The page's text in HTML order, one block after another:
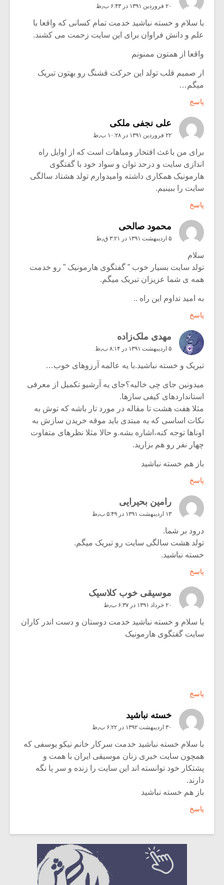
۲۰ فروردین ۱۳۹۱ در ۶:۴۳ ب٫ظ
با سلام و خسته نباشید خدمت تمام کسانی که واقعا با
علم و دانش فراوان برای این سایت زحمت می کشند.
واقعا از همتون ممنونم
ار صمیم قلب تولد این حرکت قشنگ رو بهتون تبریک
میگم…
پاسخ
علی نجفی ملکی
۲۲ فروردین ۱۳۹۱ در ۱۰:۲۸ ب٫ظ
برای من باعث افتخار ومباهات است که از اوایل راه
اندازی سایت و درحد توان و سواد خود با گفتگوی
هارمونیک همکاری داشته وامیدوارم تولد هشتاد سالگی
سایت را ببینیم.
پاسخ
محمود صالحی
۵ اردیبهشت ۱۳۹۱ در ۳:۲۱ ق٫ظ
سلام
تولد سایت بسیار خوب ” گفتگوی هارمونیک ” رو خدمت
همه ی شما عزیزان تبریک میگم.
به امید تداوم این راه ..
پاسخ
مهدی ملک‌زاده
۵ اردیبهشت ۱۳۹۱ در ۸:۱۴ ب٫ظ
تبریک و خسته نباشید.با یه عالمه آرزو‌های خوب…
میدونین جای چی خالیه؟جای یه آرشیو تکمیل از معرفی
استاندارد‌های کیفی ساز‌ها.
مثلا هفت هشت تا مقاله در مورد تار باشه که توش به
نکات اساسی که یه مبتدی باید موقه خریدن سازش به
اوناها توجه کنه،اشاره بشه.و حالا مثلا نظر‌های متفاوت
چهار نفر رو هم بزارید.
باز هم خسته نباشید
پاسخ
رامین بحیرایی
۱۳ اردیبهشت ۱۳۹۱ در ۵:۴۹ ب٫ظ
درود بر شما.
تولد هشت سالگی سایت رو تبریک میگم.
خسته نباشید.
پاسخ
موسیقی خوب کلاسیک
۲۰ خرداد ۱۳۹۱ در ۶:۳۷ ب٫ظ
با سلام و خسته نباشید خدمت دوستان و دست اندر کاران
سایت گفتگوی هارمونیک
پاسخ
خسته نباشید
۳۰ اردیبهشت ۱۳۹۲ در ۶:۲۲ ب٫ظ
با سلام خسته نباشید خدمت سرکار خانم نیکو یوسفی که
همچون سایت خبری زنان موسیقی ایران با همت و
پشتکار خود توانسته اند این سایت را زنده و سر پا نگه
دارند.
باز هم خسته نباشید
پاسخ